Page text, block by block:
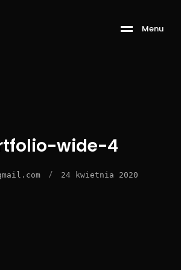
Menu
wide-4
/ 24 kwietnia 2020